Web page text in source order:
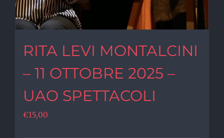
RITA LEVI MONTALCINI
– 11 OTTOBRE 2025 –
UAO SPETTACOLI
€15,00